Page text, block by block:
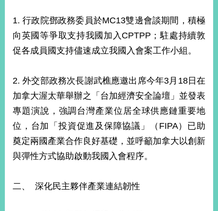
訊
公
開
服
本
部
相
關
網
站
1. 行政院鄧政務委員於MC13雙邊會談期間，積極
向英國等爭取支持我國加入CPTPP；駐處持續敦
促各成員國支持儘速成立我國入會案工作小組。
2. 外交部政務次長謝武樵應邀出席今年3月18日在
加拿大渥太華舉辦之「台加經濟安全論壇」並發表
專題演說，強調台灣產業位居全球供應鏈重要地
位，台加「投資促進及保障協議」（FIPA）已助
奠定兩國產業合作良好基礎，並呼籲加拿大以創新
與彈性方式協助啟動我國入會程序。
二、 深化民主夥伴產業連結韌性